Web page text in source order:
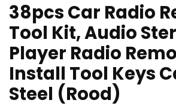
38pcs Car Radio
Tool Kit, Audio
Player Radio
Install Tool Keys
Steel (Rood)